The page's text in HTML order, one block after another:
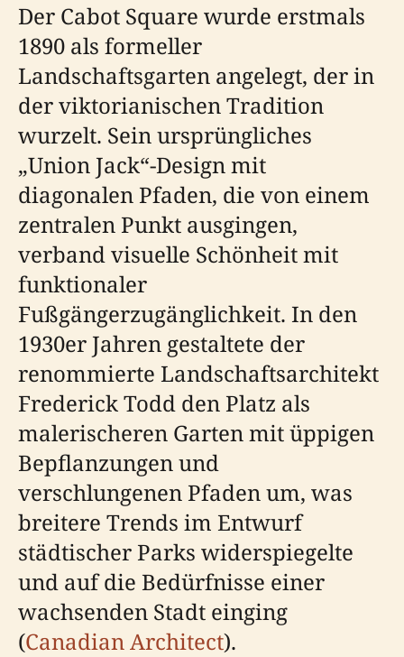
Der Cabot Square wurde erstmals
1890 als formeller
Landschaftsgarten angelegt, der in
der viktorianischen Tradition
wurzelt. Sein ursprüngliches
„Union Jack“-Design mit
diagonalen Pfaden, die von einem
zentralen Punkt ausgingen,
verband visuelle Schönheit mit
funktionaler
Fußgängerzugänglichkeit. In den
1930er Jahren gestaltete der
renommierte Landschaftsarchitekt
Frederick Todd den Platz als
malerischeren Garten mit üppigen
Bepflanzungen und
verschlungenen Pfaden um, was
breitere Trends im Entwurf
städtischer Parks widerspiegelte
und auf die Bedürfnisse einer
wachsenden Stadt einging
(Canadian Architect).